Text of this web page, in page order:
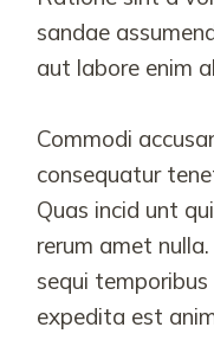
sandae
aut labore enim
Commodi
consequatur
Quas incid unt
rerum amet
sequi
expedita est